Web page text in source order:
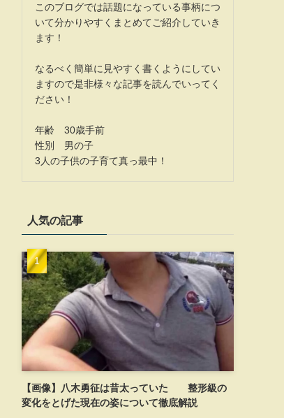
このブログでは話題になっている事柄につ
いて分かりやすくまとめてご紹介していき
ます！
なるべく簡単に見やすく書くようにしてい
ますので是非様々な記事を読んでいってく
ださい！
年齢 30歳手前
性別 男の子
3人の子供の子育て真っ最中！
人気の記事
【画像】八木勇征は昔太っていた 整形級の
変化をとげた現在の姿について徹底解説